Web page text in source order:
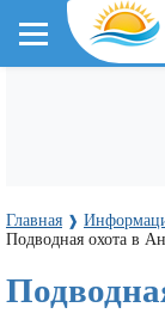
Главная ❱
Подводная охота в